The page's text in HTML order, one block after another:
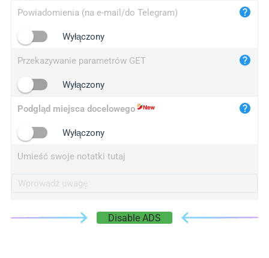
Powiadomienia (na e-mail/do Telegram)
Wyłączony
Przekazywanie parametrów GET
Wyłączony
Podgląd miejsca docelowego
Wyłączony
Umieść swoje notatki tutaj
Disable ADS